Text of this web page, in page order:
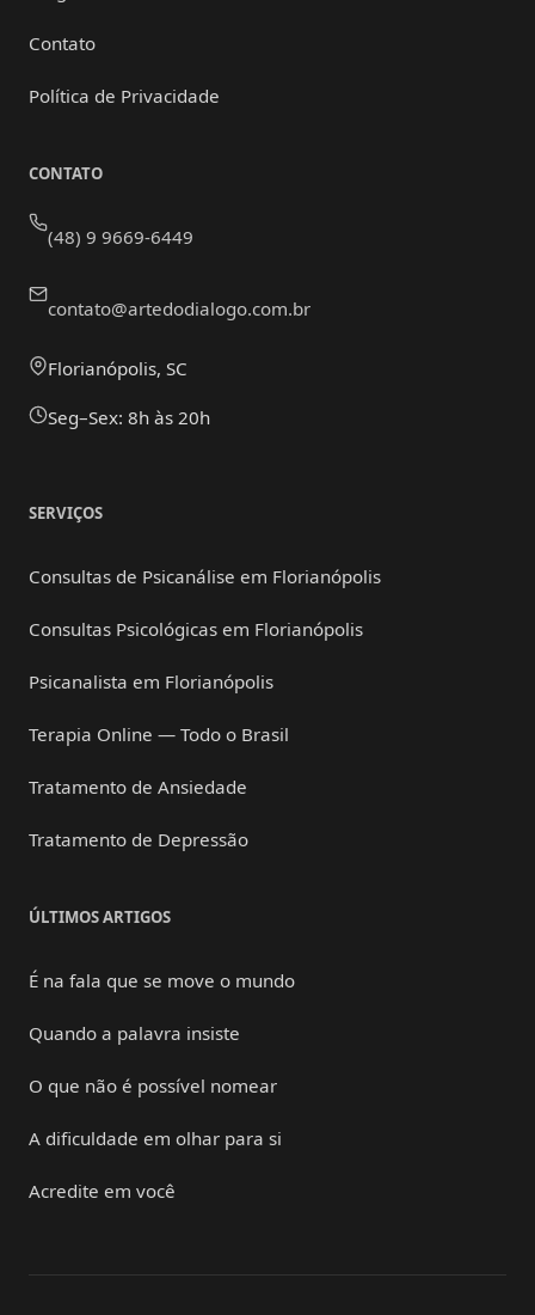
Contato
Política de Privacidade
CONTATO
(48) 9 9669-6449
contato@artedodialogo.com.br
Florianópolis, SC
Seg–Sex: 8h às 20h
SERVIÇOS
Consultas de Psicanálise em Florianópolis
Consultas Psicológicas em Florianópolis
Psicanalista em Florianópolis
Terapia Online — Todo o Brasil
Tratamento de Ansiedade
Tratamento de Depressão
ÚLTIMOS ARTIGOS
É na fala que se move o mundo
Quando a palavra insiste
O que não é possível nomear
A dificuldade em olhar para si
Acredite em você